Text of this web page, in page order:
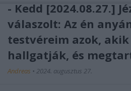
- Kedd [2024.08.27.]
válaszolt: Az én
testvéreim azok,
hallgatják, és
Andreas • 2024. augusztus 27.